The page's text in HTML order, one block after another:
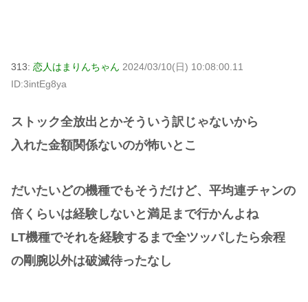
313: 恋人はまりんちゃん 2024/03/10(日) 10:08:00.11
ID:3intEg8ya
ストック全放出とかそういう訳じゃないから
入れた金額関係ないのが怖いとこ
だいたいどの機種でもそうだけど、平均連チャンの
倍くらいは経験しないと満足まで行かんよね
LT機種でそれを経験するまで全ツッパしたら余程
の剛腕以外は破滅待ったなし